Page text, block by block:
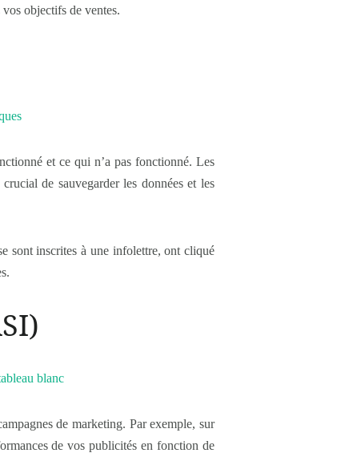
objectifs de ventes.
et ce qui n’a pas fonctionné. Les
de sauvegarder les données et les
sont inscrites à une infolettre, ont cliqué
de marketing. Par exemple, sur
de vos publicités en fonction de